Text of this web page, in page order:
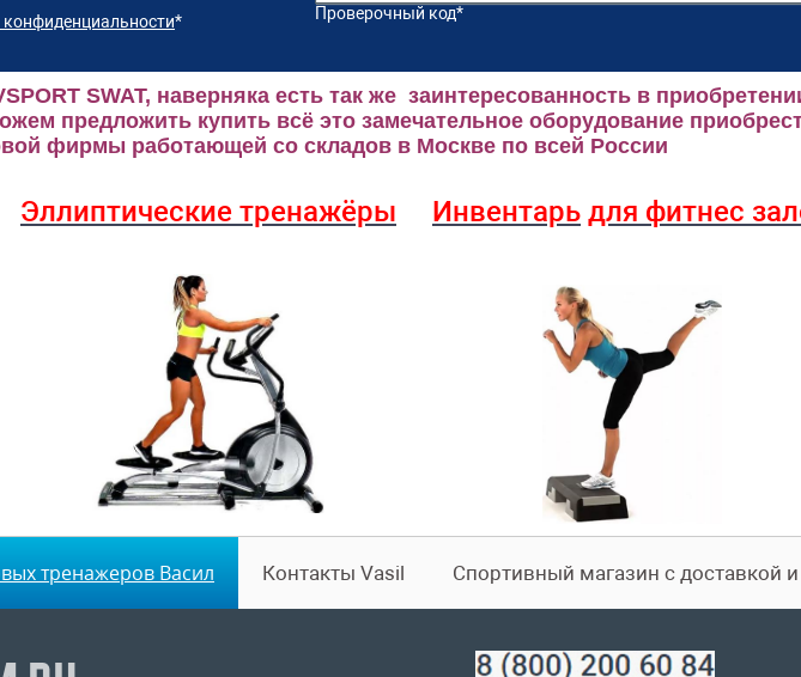
конфиденциальности* Проверочный код*
SWAT, наверняка есть так же заинтересованность в
предложить купить всё это замечательное оборудование
фирмы работающей со складов в Москве по всей России
Эллиптические тренажёры Инвентарь для фитнес
тренажеров Васил Контакты Vasil Спортивный магазин с доставкой